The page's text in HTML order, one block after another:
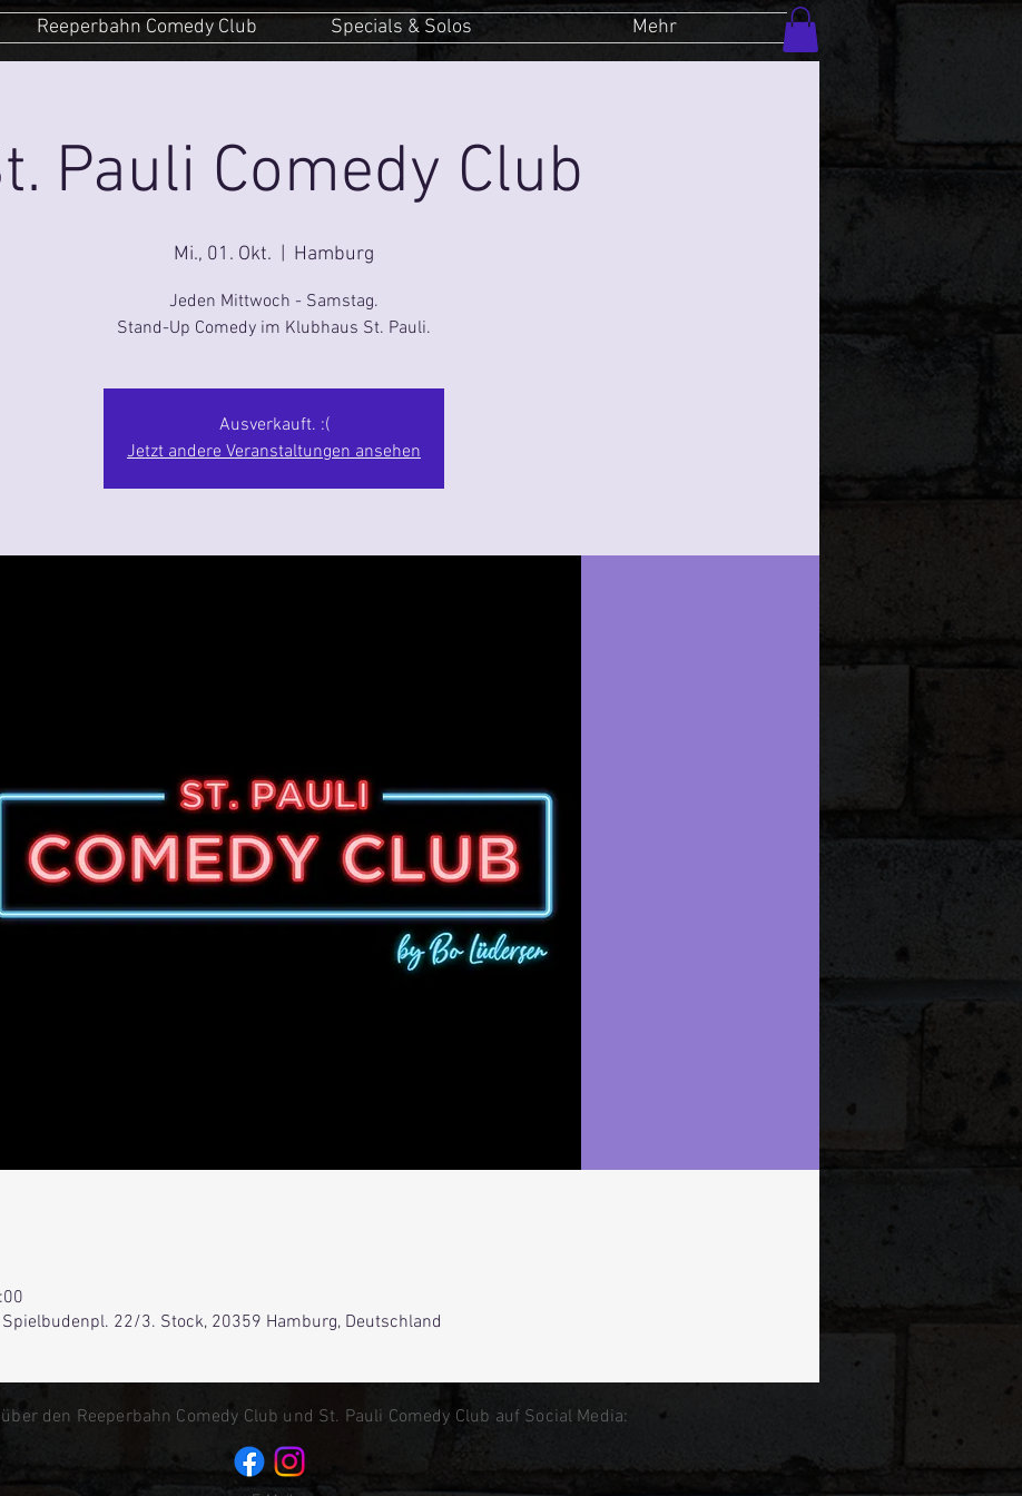
Reeperbahn Comedy Club Specials & Solos Mehr
Pauli Comedy Club
Mi., 01. Okt. Hamburg
Jeden Mittwoch - Samstag.
Stand-Up Comedy im Klubhaus St. Pauli.
Ausverkauft. :(
Jetzt andere Veranstaltungen ansehen
22/3. Stock, 20359 Hamburg, Deutschland
den Reeperbahn Comedy Club und St. Pauli Comedy Club auf Social Media: